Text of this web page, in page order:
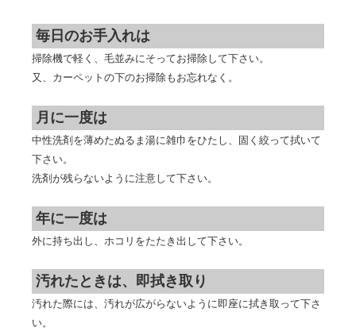
毎日のお手入れは
掃除機で軽く、毛並みにそってお掃除して下さい。
又、カーペットの下のお掃除もお忘れなく。
月に一度は
中性洗剤を薄めたぬるま湯に雑巾をひたし、固く絞って拭いて
下さい。
洗剤が残らないように注意して下さい。
年に一度は
外に持ち出し、ホコリをたたき出して下さい。
汚れたときは、即拭き取り
汚れた際には、汚れが広がらないように即座に拭き取って下さ
い。